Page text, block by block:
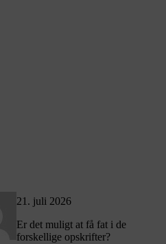
21. juli 2026
Er det muligt at få fat i de
forskellige opskrifter?